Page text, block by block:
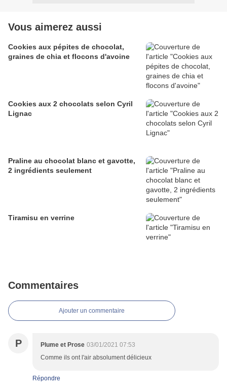
Vous aimerez aussi
Cookies aux pépites de chocolat,
graines de chia et flocons d'avoine
Cookies aux 2 chocolats selon Cyril
Lignac
Praline au chocolat blanc et gavotte,
2 ingrédients seulement
Tiramisu en verrine
Commentaires
Ajouter un commentaire
P Plume et Prose 03/01/2021 07:53
Comme ils ont l'air absolument délicieux
Répondre